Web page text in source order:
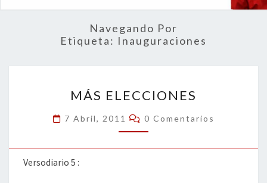
ACTUALIDAD
Navegando Por
Etiqueta: Inauguraciones
ELECCIONES
MÁS ELECCIONES
7 Abril, 2011 Comentarios
0 Comentarios
Versodiario 5 :